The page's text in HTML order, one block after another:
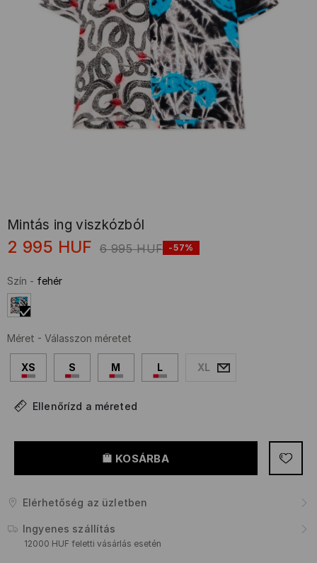
Mintás ing viszkózból
2 995 HUF 6 995 HUF -57%
Szín - fehér
Méret - Válasszon méretet
XS S M L XL
Ellenőrízd a méreted
KOSÁRBA
Elérhetőség az üzletben
Ingyenes szállítás
12000 HUF feletti vásárlás esetén